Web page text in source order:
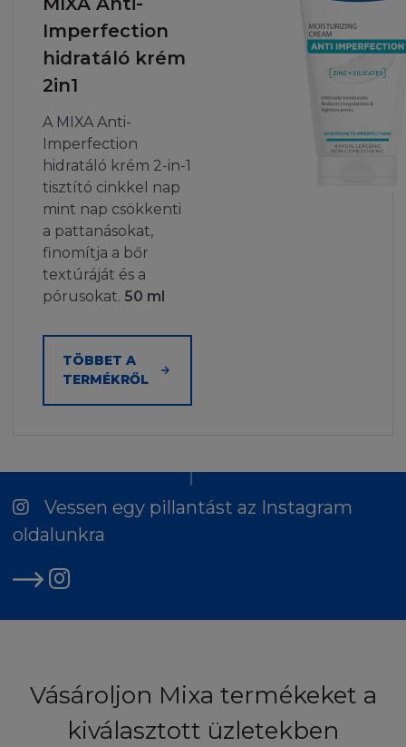
Imperfection
hidratáló krém
2in1
A MIXA Anti-
Imperfection
hidratáló krém 2-in-1
tisztító cinkkel nap
mint nap csökkenti
a pattanásokat,
finomítja a bőr
textúráját és a
pórusokat. 50 ml
TÖBBET A
TERMÉKRŐL
Vessen egy pillantást az Instagram
oldalunkra
Vásároljon Mixa termékeket a
kiválasztott üzletekben